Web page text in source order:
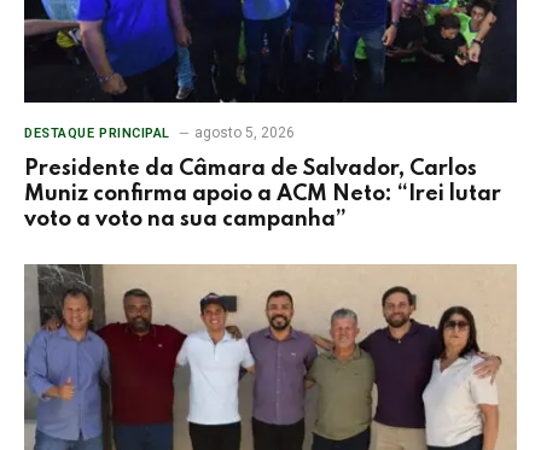
DESTAQUE PRINCIPAL agosto 5, 2026
Presidente da Câmara de Salvador, Carlos
Muniz confirma apoio a ACM Neto: “Irei lutar
voto a voto na sua campanha”